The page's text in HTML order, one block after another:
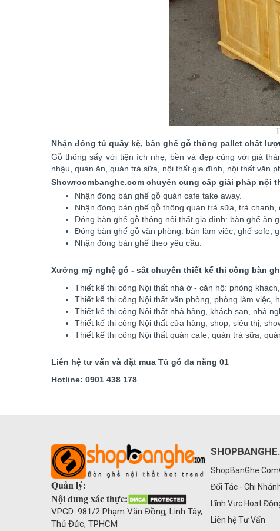
Nhận đóng tủ quầy kệ, bàn ghế gỗ thông pallet chất
Gỗ thông sấy với tiện ích nhẹ, bền và đẹp cùng với giá
nhậu, quán ăn, quán trà sữa, nội thất gia đình, nội thất văn
Showroombanghe.com chuyên cung cấp giải pháp nội
Nhận đóng bàn ghế gỗ quán cafe take away.
Nhận đóng bàn ghế gỗ thông quán trà sữa, trà chanh,
Đóng bàn ghế gỗ thông nội thất gia đình: bàn ghế ăn
Đóng bàn ghế gỗ văn phòng: bàn làm việc, ghế sofe,
Nhận đóng bàn ghế theo yêu cầu.
Xưởng mỹ nghệ gỗ - sắt chuyên thiết kế thi công bàn
Thiết kế thi công Nội thất nhà ở - căn hộ: phòng
Thiết kế thi công Nội thất văn phòng, phòng làm việc,
Thiết kế thi công Nội thất nhà hàng, khách sạn, nhà
Thiết kế thi công Nội thất cửa hàng, shop, siêu thị,
Thiết kế thi công Nội thất quán cafe, quán trà sữa,
Liên hệ tư vấn và đặt mua Tủ gỗ đa năng 01
Hotline: 0901 438 178
Quản lý:
Nội dung xác thực:
VPGD: 981/2 Phạm Văn Đồng, Linh Tây,
Thủ Đức, TPHCM
Đối Tác - Chi
Lĩnh Vực Hoạt
Liên hệ Tư Vấn